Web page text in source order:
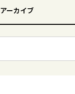
アーカイブ